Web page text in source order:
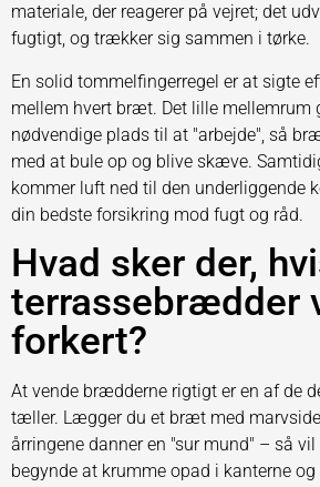
materiale, der reagerer på vejret; det
fugtigt, og trækker sig sammen i tørke.
En solid tommelfingerregel er at sigte
mellem hvert bræt. Det lille mellemrum
nødvendige plads til at "arbejde", så
med at bule op og blive skæve.
kommer luft ned til den underliggende
din bedste forsikring mod fugt og råd.
Hvad sker der,
terrassebrædder
forkert?
At vende brædderne rigtigt er en af de
tæller. Lægger du et bræt med
årringene danner en "sur mund" – så
begynde at krumme opad i kanterne